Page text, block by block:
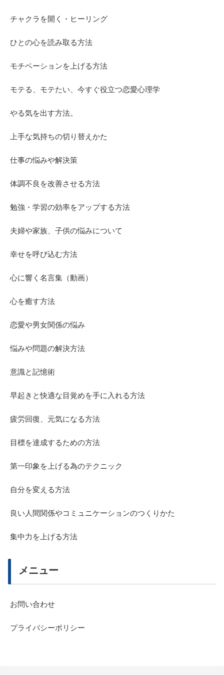
チャクラを開く・ヒーリング
ひとの心を読み取る方法
モチベーションを上げる方法
モテる、モテたい、今すぐ役立つ恋愛心理学
やる気を出す方法。
上手な気持ちの切り替えかた
仕事の悩みや解決策
体調不良を改善させる方法
勉強・学習の効率をアップする方法
夫婦や家族、子供の悩みについて
幸せを呼び込む方法
心に響く名言集（動画）
心を癒す方法
恋愛や男女関係の悩み
悩みや問題の解決方法
意識と記憶術
早起きと快適な目覚めを手に入れる方法
疲労回復、元気になる方法
目標を達成するための方法
第一印象を上げる為のテクニック
自分を変える方法
良い人間関係やコミュニケーションのつくりかた
集中力を上げる方法
メニュー
お問い合わせ
プライバシーポリシー